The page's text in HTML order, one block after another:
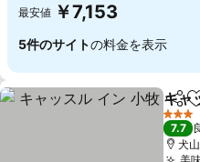
最安値 ￥7,153
5件のサイトの料金を表示
シェ
キャ
3 ホテ
7.7
犬